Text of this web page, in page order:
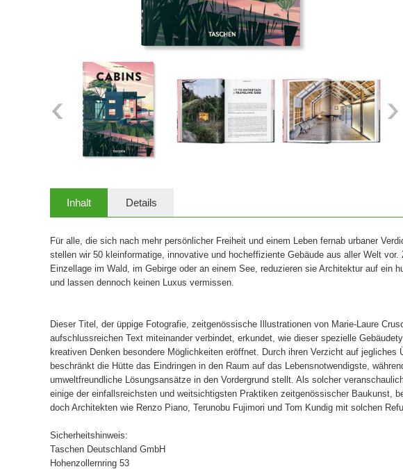
Inhalt Details
Für alle, die sich nach mehr persönlicher Freiheit und einem Leben fernab urbaner
stellen wir 50 kleinformatige, innovative und hocheffiziente Gebäude aus aller Welt vor.
Einzellage im Wald, im Gebirge oder an einem See, reduzieren sie Architektur auf ein
und lassen dennoch keinen Luxus vermissen.
Dieser Titel, der üppige Fotografie, zeitgenössische Illustrationen von Marie-Laure
aufschlussreichen Text miteinander verbindet, erkundet, wie dieser spezielle
kreativen Denken besondere Möglichkeiten eröffnet. Durch ihren Verzicht auf jegliches
beschränkt die Hütte das Eindringen in den Raum auf das Lebensnotwendigste,
umweltfreundliche Lösungsansätze in den Vordergrund stellt. Als solcher
einige der einfallsreichsten und weitsichtigsten Praktiken zeitgenössischer Baukunst,
doch Architekten wie Renzo Piano, Terunobu Fujimori und Tom Kundig mit solchen
Sicherheitshinweis:
Taschen Deutschland GmbH
Hohenzollernring 53